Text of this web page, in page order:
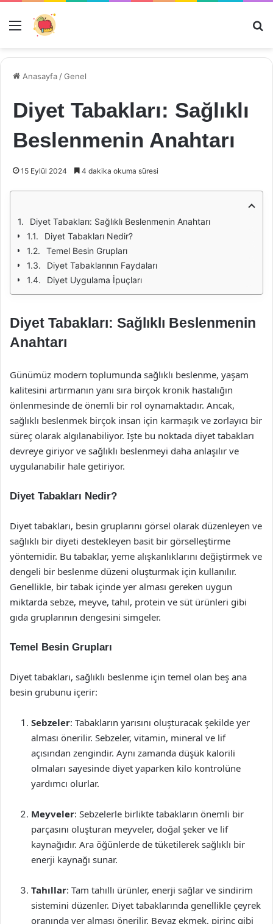
Menü
Anasayfa /Genel
Diyet Tabakları: Sağlıklı
Beslenmenin Anahtarı
15 Eylül 2024 4 dakika okuma süresi
Diyet Tabakları: Sağlıklı Beslenmenin Anahtarı
Diyet Tabakları Nedir?
Temel Besin Grupları
Diyet Tabaklarının Faydaları
Diyet Uygulama İpuçları
Diyet Tabakları: Sağlıklı Beslenmenin
Anahtarı
Günümüz modern toplumunda sağlıklı beslenme, yaşam
kalitesini artırmanın yanı sıra birçok kronik hastalığın
önlenmesinde de önemli bir rol oynamaktadır. Ancak,
sağlıklı beslenmek birçok insan için karmaşık ve zorlayıcı bir
süreç olarak algılanabiliyor. İşte bu noktada diyet tabakları
devreye giriyor ve sağlıklı beslenmeyi daha anlaşılır ve
uygulanabilir hale getiriyor.
Diyet Tabakları Nedir?
Diyet tabakları, besin gruplarını görsel olarak düzenleyen ve
sağlıklı bir diyeti destekleyen basit bir görselleştirme
yöntemidir. Bu tabaklar, yeme alışkanlıklarını değiştirmek ve
dengeli bir beslenme düzeni oluşturmak için kullanılır.
Genellikle, bir tabak içinde yer alması gereken uygun
miktarda sebze, meyve, tahıl, protein ve süt ürünleri gibi
gıda gruplarının dengesini simgeler.
Temel Besin Grupları
Diyet tabakları, sağlıklı beslenme için temel olan beş ana
besin grubunu içerir:
Sebzeler: Tabakların yarısını oluşturacak şekilde yer
alması önerilir. Sebzeler, vitamin, mineral ve lif
açısından zengindir. Aynı zamanda düşük kalorili
olmaları sayesinde diyet yaparken kilo kontrolüne
yardımcı olurlar.
Meyveler: Sebzelerle birlikte tabakların önemli bir
parçasını oluşturan meyveler, doğal şeker ve lif
kaynağıdır. Ara öğünlerde de tüketilerek sağlıklı bir
enerji kaynağı sunar.
Tahıllar: Tam tahıllı ürünler, enerji sağlar ve sindirim
sistemini düzenler. Diyet tabaklarında genellikle çeyrek
oranında yer alması önerilir. Beyaz ekmek, pirinç gibi